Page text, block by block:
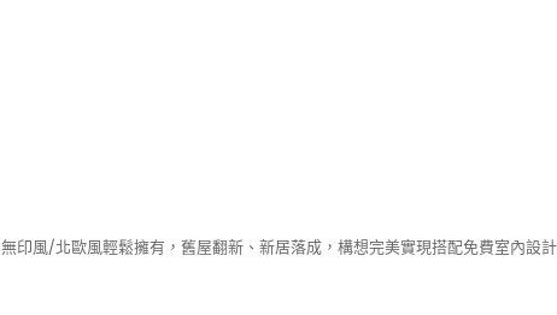
無印風/北歐風輕鬆擁有，舊屋翻新、新居落成，構想完美實現搭配免費室內設